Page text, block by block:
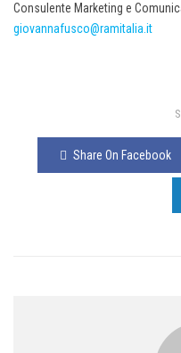
Consulente Marketing e
giovannafusco@ramitalia.it
Share On Facebook